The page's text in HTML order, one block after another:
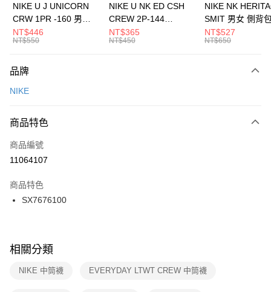
元大商業銀行
台灣樂天信用卡公司
全盈+PAY
AFTEE先享後付
【關於「AFTEE先享後付」】
便利好安心！
３．安心：先確認商品／服務後，再付款。
【「AFTEE先享後付」結帳流程】
１．於結帳方式選擇「AFTEE先享後付」後，將跳轉至「AFTEE先享後付」
２．訂單成立數日內，您將收到繳費通知簡訊。
３．收到繳費通知簡訊後14天內，點擊此簡訊中的連結，可透過四大超商／
ATM／網路銀行／等多元方式進行付款，方視為交易完成。
※ 交易是否成功請以「AFTEE先享後付 」之結帳頁面顯示為準，若有關於
是否繳費成功／繳費後需取消欲退款等相關疑問，請聯繫「AFTEE先享後付
客戶支援中心」
https://netprotections.freshdesk.com/support/home
運送方式
每筆NT$100，滿NT$1,500(含以上)免運費
宅配
每筆NT$100，滿NT$1,500(含以上)免運費
付款後門市自取
每筆NT$100，滿NT$1,500(含以上)免運費
NIKE U J UNICORN
CRW 1PR -160 男女
中統襪 FZ3393100
NT$446
NT$550
NIKE U NK ED CSH
CREW 2P-144
EMBRDY 男女 短統襪
FZ3073133
NT$365
NT$450
NIKE NK
SMIT 男女 側背
BA5871010
NT$527
NT$650
品牌
NIKE
商品特色
商品編號
11064107
商品特色
SX7676100
相關分類
NIKE 中筒襪 EVERYDAY LTWT CREW 中筒襪